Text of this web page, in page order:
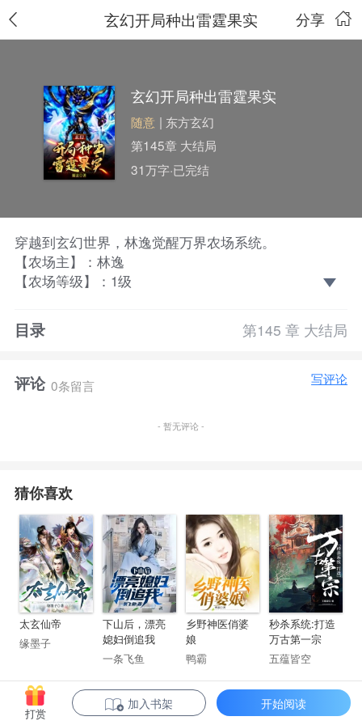
分享
玄幻开局种出雷霆果实
玄幻开局种出雷霆果实
随意 | 东方玄幻
第145章 大结局
31万字·已完结
穿越到玄幻世界，林逸觉醒万界农场系统。
【农场主】：林逸
【农场等级】：1级
【土地品质】：普通
【农场设施】：1级灵泉眼、背包、仓库
其他功能敬请期待！
？？？
我：……
“叮，雷霆果实还有3小时成熟，请宿主及时采摘。”
等待一年，林逸终于苦尽甘来。
目录 第145 章 大结局
评论 0条留言 写评论
- 暂无评论 -
猜你喜欢
太玄仙帝
缘墨子
下山后，漂亮
媳妇倒追我
一条飞鱼
乡野神医俏婆
娘
鸭霸
秒杀系统:打造
万古第一宗
五蕴皆空
打赏
加入书架 开始阅读